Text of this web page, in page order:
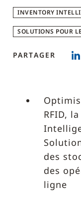
INVENTORY
SOLUTIONS POUR
PARTAGER
RFID,
des
des
ligne